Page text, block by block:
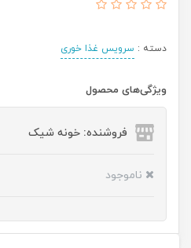
دسته : سرویس غذا خوری
ویژگی‌های محصول
فروشنده: خونه شیک
ناموجود